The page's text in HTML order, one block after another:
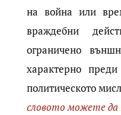
на война или
враждебни
ограничено
характерно
политическото
словото можете